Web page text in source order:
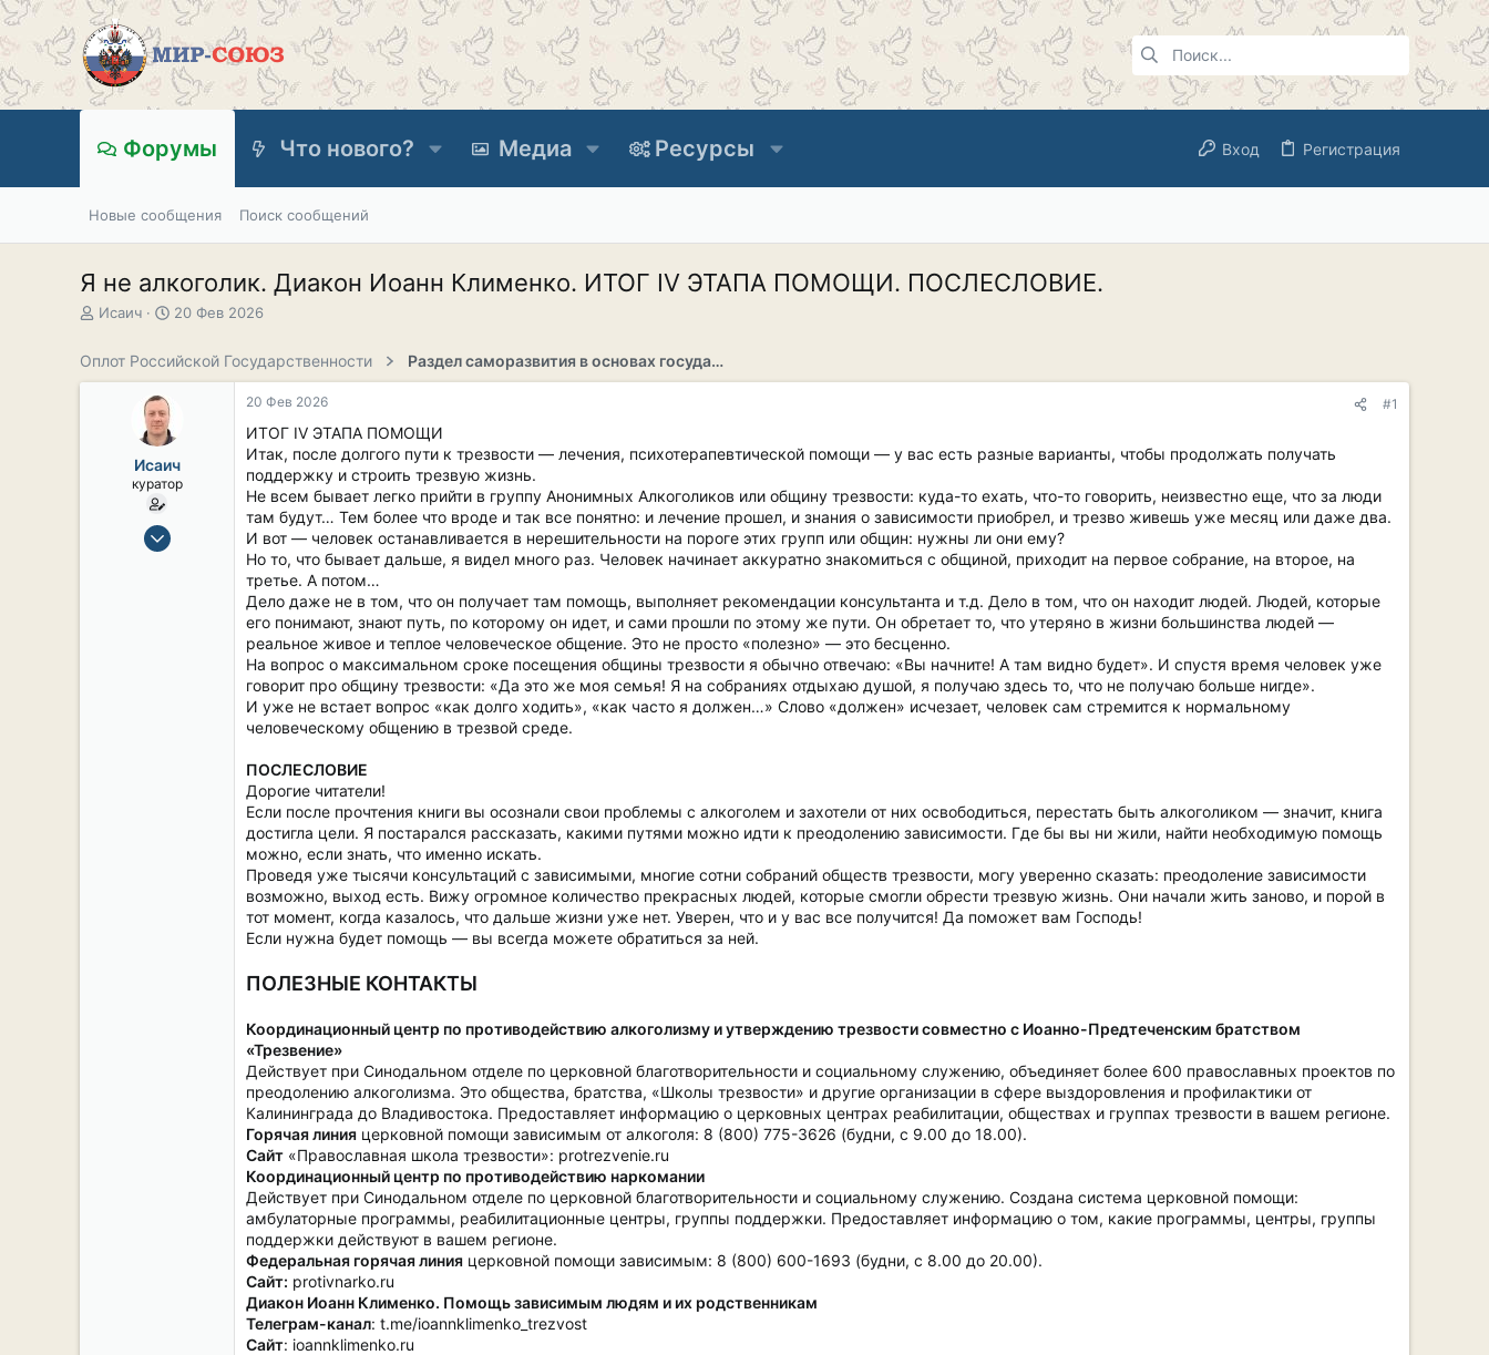
Форумы Что нового? Медиа Ресурсы Вход Регистрация
Новые сообщения Поиск сообщений
Я не алкоголик. Диакон Иоанн Клименко. ИТОГ IV ЭТАПА ПОМОЩИ. ПОСЛЕСЛОВИЕ.
А
о
Исаич
Д
а
л
а
20 Фев 2026
Оплот Российской Государственности Раздел саморазвития в основах государственности
Исаич
куратор
15 Сен 2019
20 Фев 2026 #1
ИТОГ IV ЭТАПА ПОМОЩИ
Итак, после долгого пути к трезвости — лечения, психотерапевтической помощи — у вас есть разные варианты, чтобы продолжать получать
поддержку и строить трезвую жизнь.
Не всем бывает легко прийти в группу Анонимных Алкоголиков или общину трезвости: куда-то ехать, что-то говорить, неизвестно еще, что за люди
там будут… Тем более что вроде и так все понятно: и лечение прошел, и знания о зависимости приобрел, и трезво живешь уже месяц или даже два.
И вот — человек останавливается в нерешительности на пороге этих групп или общин: нужны ли они ему?
Но то, что бывает дальше, я видел много раз. Человек начинает аккуратно знакомиться с общиной, приходит на первое собрание, на второе, на
третье. А потом…
Дело даже не в том, что он получает там помощь, выполняет рекомендации консультанта и т.д. Дело в том, что он находит людей. Людей, которые
его понимают, знают путь, по которому он идет, и сами прошли по этому же пути. Он обретает то, что утеряно в жизни большинства людей —
реальное живое и теплое человеческое общение. Это не просто «полезно» — это бесценно.
На вопрос о максимальном сроке посещения общины трезвости я обычно отвечаю: «Вы начните! А там видно будет». И спустя время человек уже
говорит про общину трезвости: «Да это же моя семья! Я на собраниях отдыхаю душой, я получаю здесь то, что не получаю больше нигде».
И уже не встает вопрос «как долго ходить», «как часто я должен…» Слово «должен» исчезает, человек сам стремится к нормальному
человеческому общению в трезвой среде.
ПОСЛЕСЛОВИЕ
Дорогие читатели!
Если после прочтения книги вы осознали свои проблемы с алкоголем и захотели от них освободиться, перестать быть алкоголиком — значит, книга
достигла цели. Я постарался рассказать, какими путями можно идти к преодолению зависимости. Где бы вы ни жили, найти необходимую помощь
можно, если знать, что именно искать.
Проведя уже тысячи консультаций с зависимыми, многие сотни собраний обществ трезвости, могу уверенно сказать: преодоление зависимости
возможно, выход есть. Вижу огромное количество прекрасных людей, которые смогли обрести трезвую жизнь. Они начали жить заново, и порой в
тот момент, когда казалось, что дальше жизни уже нет. Уверен, что и у вас все получится! Да поможет вам Господь!
Если нужна будет помощь — вы всегда можете обратиться за ней.
ПОЛЕЗНЫЕ КОНТАКТЫ
Координационный центр по противодействию алкоголизму и утверждению трезвости совместно с Иоанно-Предтеченским братством
«Трезвение»
Действует при Синодальном отделе по церковной благотворительности и социальному служению, объединяет более 600 православных проектов по
преодолению алкоголизма. Это общества, братства, «Школы трезвости» и другие организации в сфере выздоровления и профилактики от
Калининграда до Владивостока. Предоставляет информацию о церковных центрах реабилитации, обществах и группах трезвости в вашем регионе.
Горячая линия церковной помощи зависимым от алкоголя: 8 (800) 775-3626 (будни, с 9.00 до 18.00).
Сайт «Православная школа трезвости»: protrezvenie.ru
Координационный центр по противодействию наркомании
Действует при Синодальном отделе по церковной благотворительности и социальному служению. Создана система церковной помощи:
амбулаторные программы, реабилитационные центры, группы поддержки. Предоставляет информацию о том, какие программы, центры, группы
поддержки действуют в вашем регионе.
Федеральная горячая линия церковной помощи зависимым: 8 (800) 600-1693 (будни, с 8.00 до 20.00).
Сайт: protivnarko.ru
Диакон Иоанн Клименко. Помощь зависимым людям и их родственникам
Телеграм-канал: t.me/ioannklimenko_trezvost
Сайт: ioannklimenko.ru